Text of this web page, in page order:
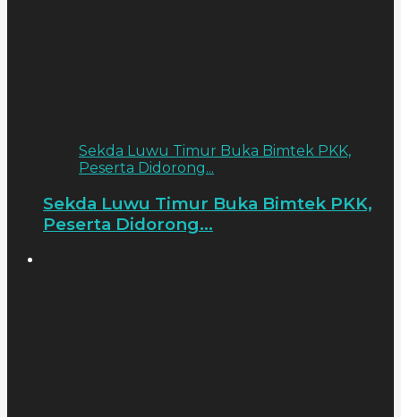
Sekda Luwu Timur Buka Bimtek PKK,
Peserta Didorong...
Sekda Luwu Timur Buka Bimtek PKK,
Peserta Didorong...